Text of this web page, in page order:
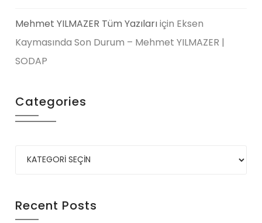
Mehmet YILMAZER Tüm Yazılarıiçin Eksen
Kaymasında Son Durum – Mehmet YILMAZER |
SODAP
Categories
Recent Posts